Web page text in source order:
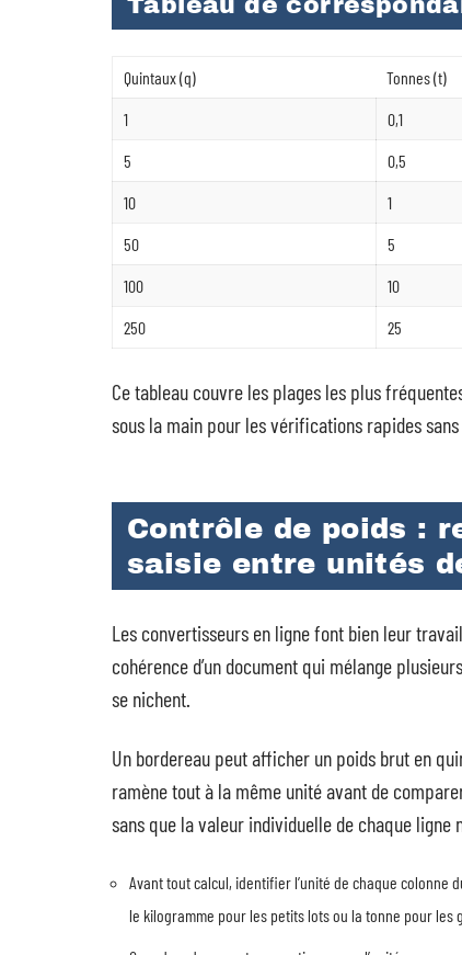
Tableau de
Quintaux (q) Tonnes (t)
1
0,1
5
0,5
10
1
50
5
100
10
250
25
Ce tableau couvre les plages les plus
sous la main pour les vérifications rapides
Contrôle de poids :
saisie entre unités
Les convertisseurs en ligne font bien leur
cohérence d’un document qui mélange
se nichent.
Un bordereau peut afficher un poids brut en
ramène tout à la même unité avant de
sans que la valeur individuelle de chaque ligne
Avant tout calcul, identifier l’unité de chaque colonne
le kilogramme pour les petits lots ou la tonne pour les